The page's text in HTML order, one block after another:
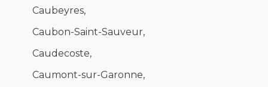
Caubeyres,
Caubon-Saint-Sauveur,
Caudecoste,
Caumont-sur-Garonne,